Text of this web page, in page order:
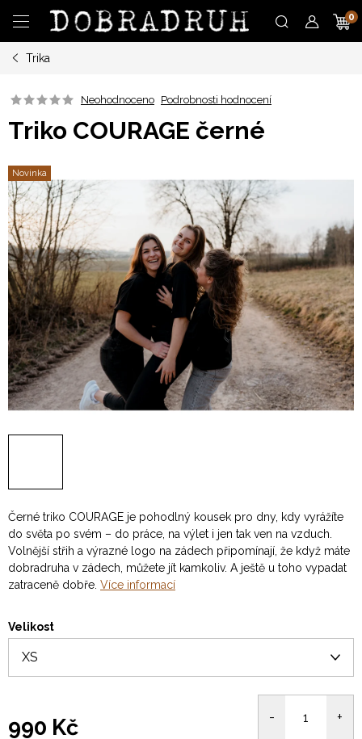
obsah
Trika
Neohodnoceno Podrobnosti hodnocení
Triko COURAGE černé
Novinka
Černé triko COURAGE je pohodlný kousek pro dny, kdy vyrážíte
do světa po svém – do práce, na výlet i jen tak ven na vzduch.
Volnější střih a výrazné logo na zádech připomínají, že když máte
dobradruha v zádech, můžete jít kamkoliv. A ještě u toho vypadat
zatraceně dobře. Více informací
Velikost
990 Kč